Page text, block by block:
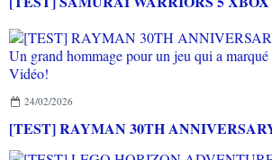
24/02/2026